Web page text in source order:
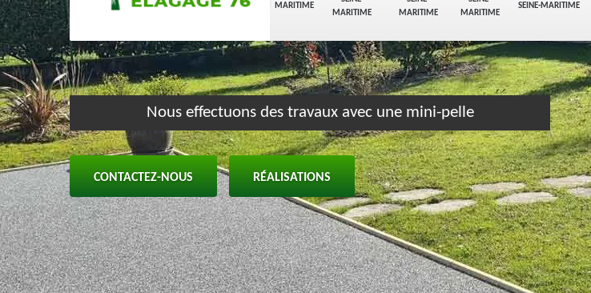
MARITIME
MARITIME
MARITIME
MARITIME
SEINE-MARITIME
Nous effectuons des travaux avec une mini-pelle
CONTACTEZ-NOUS RÉALISATIONS